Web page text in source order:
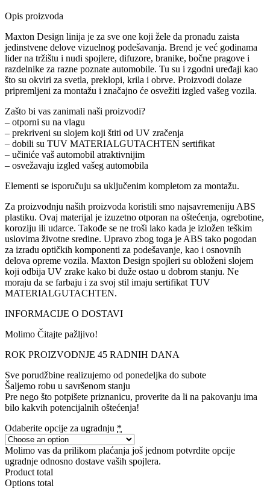
Opis proizvoda
Maxton Design linija je za sve one koji žele da pronađu zaista
jedinstvene delove vizuelnog podešavanja. Brend je već godinama
lider na tržištu i nudi spojlere, difuzore, branike, bočne pragove i
razdelnike za razne poznate automobile. Tu su i zgodni uređaji kao
što su okviri za svetla, preklopi, krila i obrve. Proizvodi dolaze
pripremljeni za montažu i značajno će osvežiti izgled vašeg vozila.
Zašto bi vas zanimali naši proizvodi?
– otporni su na vlagu
– prekriveni su slojem koji štiti od UV zračenja
– dobili su TUV MATERIALGUTACHTEN sertifikat
– učiniće vaš automobil atraktivnijim
– osvežavaju izgled vašeg automobila
Elementi se isporučuju sa uključenim kompletom za montažu.
Za proizvodnju naših proizvoda koristili smo najsavremeniju ABS
plastiku. Ovaj materijal je izuzetno otporan na oštećenja, ogrebotine,
koroziju ili udarce. Takođe se ne troši lako kada je izložen teškim
uslovima životne sredine. Upravo zbog toga je ABS tako pogodan
za izradu optičkih komponenti za podešavanje, kao i osnovnih
delova opreme vozila. Maxton Design spojleri su obloženi slojem
koji odbija UV zrake kako bi duže ostao u dobrom stanju. Ne
moraju da se farbaju i za svoj stil imaju sertifikat TUV
MATERIALGUTACHTEN.
INFORMACIJE O DOSTAVI
Molimo Čitajte pažljivo!
ROK PROIZVODNJE 45 RADNIH DANA
Sve porudžbine realizujemo od ponedeljka do subote
Šaljemo robu u savršenom stanju
Pre nego što potpišete priznanicu, proverite da li na pakovanju ima
bilo kakvih potencijalnih oštećenja!
Odaberite opcije za ugradnju *
Molimo vas da prilikom plaćanja još jednom potvrdite opcije
ugradnje odnosno dostave vaših spojlera.
Product total
Options total